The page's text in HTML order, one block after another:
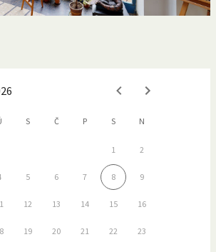
S Č P S N
1 2
5 6 7 8 9
12 13 14 15 16
19 20 21 22 23